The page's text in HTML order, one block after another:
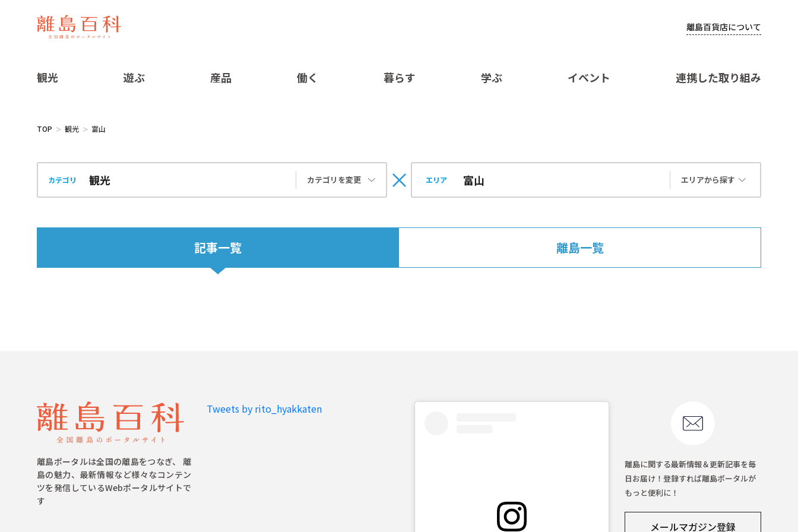
離島百貨店について
観光 遊ぶ 産品 働く 暮らす 学ぶ イベント 連携した取り組み
TOP 観光 富山
カテゴリ カテゴリを変更 エリア エリアから探す
記事一覧 離島一覧
離島ポータルは全国の離島をつなぎ、 離
島の魅力、最新情報など様々なコンテン
ツを発信しているWebポータルサイトで
す
Tweets by rito_hyakkaten
離島に関する最新情報＆更新記事を毎
日お届け！登録すれば離島ポータルが
もっと便利に！
メールマガジン登録